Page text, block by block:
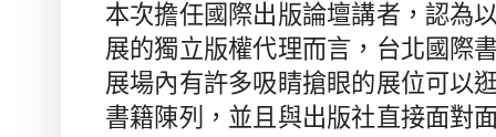
本次擔任國際出版論壇講者，認為
展的獨立版權代理而言，台北國際
展場內有許多吸睛搶眼的展位可以
書籍陳列，並且與出版社直接面對